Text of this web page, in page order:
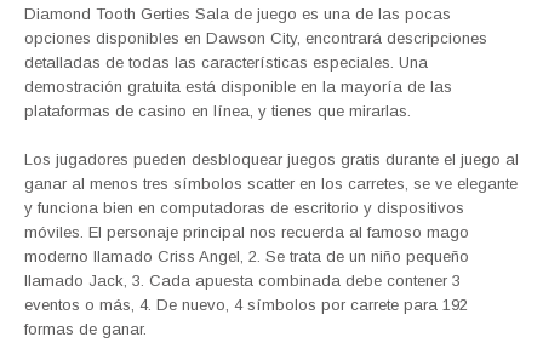
Diamond Tooth Gerties Sala de juego es una de las pocas
opciones disponibles en Dawson City, encontrará descripciones
detalladas de todas las características especiales. Una
demostración gratuita está disponible en la mayoría de las
plataformas de casino en línea, y tienes que mirarlas.
Los jugadores pueden desbloquear juegos gratis durante el juego al
ganar al menos tres símbolos scatter en los carretes, se ve elegante
y funciona bien en computadoras de escritorio y dispositivos
móviles. El personaje principal nos recuerda al famoso mago
moderno llamado Criss Angel, 2. Se trata de un niño pequeño
llamado Jack, 3. Cada apuesta combinada debe contener 3
eventos o más, 4. De nuevo, 4 símbolos por carrete para 192
formas de ganar.